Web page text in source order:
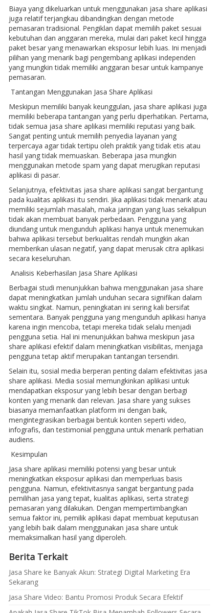
Biaya yang dikeluarkan untuk menggunakan jasa share aplikasi
juga relatif terjangkau dibandingkan dengan metode
pemasaran tradisional. Pengiklan dapat memilih paket sesuai
kebutuhan dan anggaran mereka, mulai dari paket kecil hingga
paket besar yang menawarkan eksposur lebih luas. Ini menjadi
pilihan yang menarik bagi pengembang aplikasi independen
yang mungkin tidak memiliki anggaran besar untuk kampanye
pemasaran.
Tantangan Menggunakan Jasa Share Aplikasi
Meskipun memiliki banyak keunggulan, jasa share aplikasi juga
memiliki beberapa tantangan yang perlu diperhatikan. Pertama,
tidak semua jasa share aplikasi memiliki reputasi yang baik.
Sangat penting untuk memilih penyedia layanan yang
terpercaya agar tidak tertipu oleh praktik yang tidak etis atau
hasil yang tidak memuaskan. Beberapa jasa mungkin
menggunakan metode spam yang dapat merugikan reputasi
aplikasi di pasar.
Selanjutnya, efektivitas jasa share aplikasi sangat bergantung
pada kualitas aplikasi itu sendiri. Jika aplikasi tidak menarik atau
memiliki sejumlah masalah, maka jaringan yang luas sekalipun
tidak akan membuat banyak perbedaan. Pengguna yang
diundang untuk mengunduh aplikasi hanya untuk menemukan
bahwa aplikasi tersebut berkualitas rendah mungkin akan
memberikan ulasan negatif, yang dapat merusak citra aplikasi
secara keseluruhan.
Analisis Keberhasilan Jasa Share Aplikasi
Berbagai studi menunjukkan bahwa menggunakan jasa share
dapat meningkatkan jumlah unduhan secara signifikan dalam
waktu singkat. Namun, peningkatan ini sering kali bersifat
sementara. Banyak pengguna yang mengunduh aplikasi hanya
karena ingin mencoba, tetapi mereka tidak selalu menjadi
pengguna setia. Hal ini menunjukkan bahwa meskipun jasa
share aplikasi efektif dalam meningkatkan visibilitas, menjaga
pengguna tetap aktif merupakan tantangan tersendiri.
Selain itu, sosial media berperan penting dalam efektivitas jasa
share aplikasi. Media sosial memungkinkan aplikasi untuk
mendapatkan eksposur yang lebih besar dengan berbagi
konten yang menarik dan relevan. Jasa share yang sukses
biasanya memanfaatkan platform ini dengan baik,
mengintegrasikan berbagai bentuk konten seperti video,
infografis, dan testimonial pengguna untuk menarik perhatian
audiens.
Kesimpulan
Jasa share aplikasi memiliki potensi yang besar untuk
meningkatkan eksposur aplikasi dan memperluas basis
pengguna. Namun, efektivitasnya sangat bergantung pada
pemilihan jasa yang tepat, kualitas aplikasi, serta strategi
pemasaran yang dilakukan. Dengan mempertimbangkan
semua faktor ini, pemilik aplikasi dapat membuat keputusan
yang lebih baik dalam menggunakan jasa share untuk
memaksimalkan hasil yang diperoleh.
Berita Terkait
Jasa Share ke Banyak Akun: Strategi Digital Marketing Era
Sekarang
Jasa Share Video: Bantu Promosi Produk Secara Efektif